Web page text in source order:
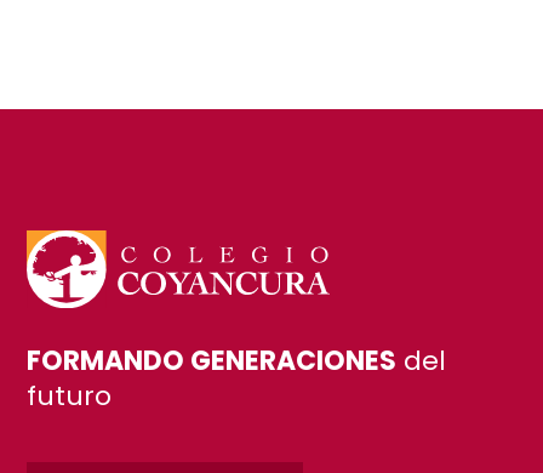
FORMANDO GENERACIONES del
futuro